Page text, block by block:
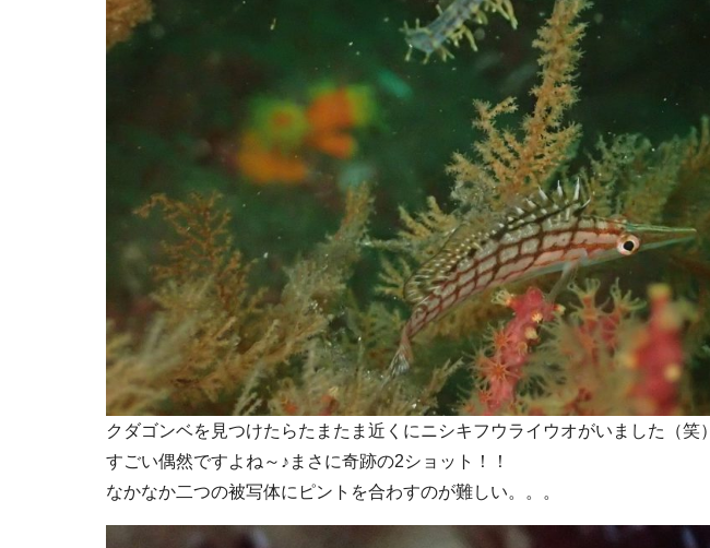
クダゴンベを見つけたらたまたま近くにニシキフウライウオがいました（笑）
すごい偶然ですよね～♪まさに奇跡の2ショット！！
なかなか二つの被写体にピントを合わすのが難しい。。。